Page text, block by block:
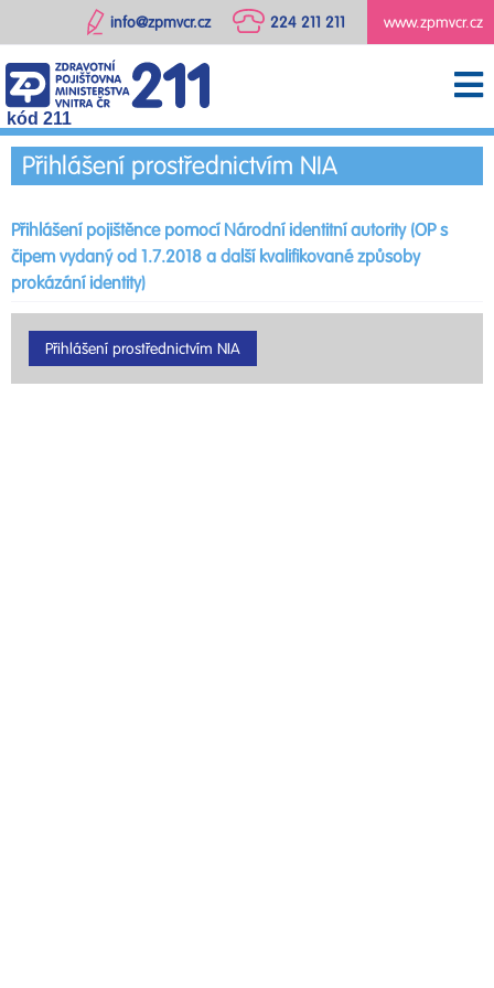
www.zpmvcr.cz
224 211 211
info@zpmvcr.cz
kód 211
Přihlášení prostřednictvím NIA
Přihlášení pojištěnce pomocí Národní identitní autority (OP s
čipem vydaný od 1.7.2018 a další kvalifikované způsoby
prokázání identity)